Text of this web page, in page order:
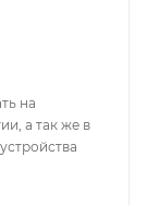
на
а так же в